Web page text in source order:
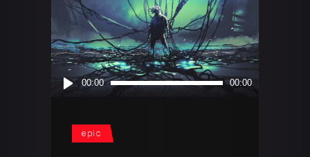
Audio 00:00 00:00
epic